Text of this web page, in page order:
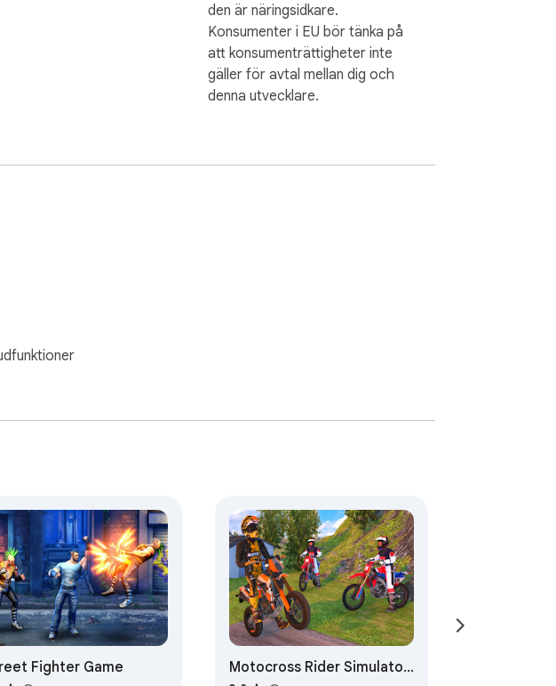
den är näringsidkare.
Konsumenter i EU bör tänka på
att konsumenträttigheter inte
gäller för avtal mellan dig och
denna utvecklare.
Fighter Game
Motocross Rider Simulator